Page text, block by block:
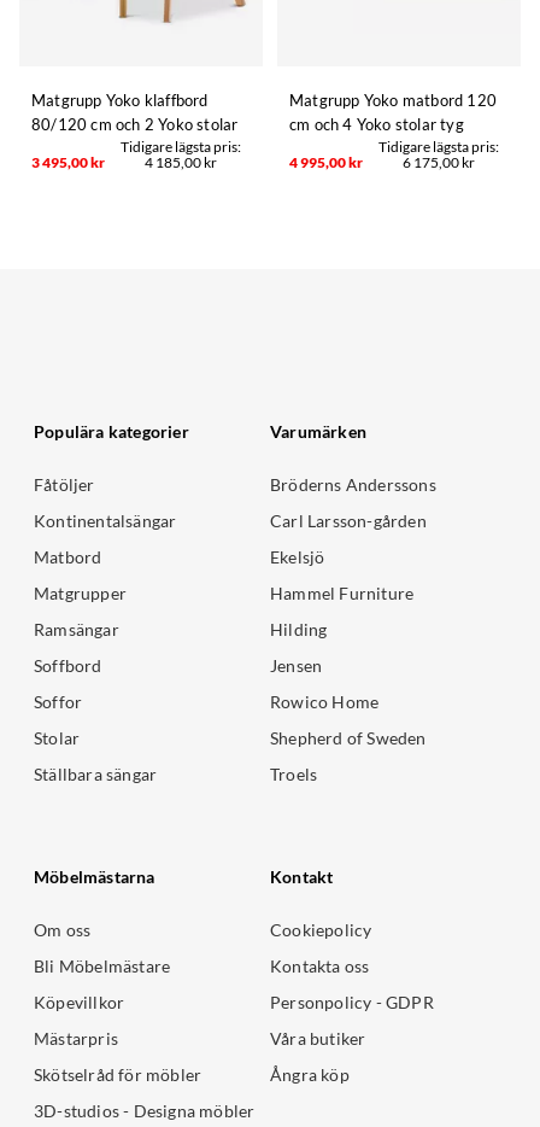
Matgrupp Yoko klaffbord
80/120 cm och 2 Yoko stolar
3 495,00 kr 4 185,00 kr
Matgrupp Yoko matbord 120
cm och 4 Yoko stolar tyg
4 995,00 kr 6 175,00 kr
Populära kategorier
Fåtöljer
Kontinentalsängar
Matbord
Matgrupper
Ramsängar
Soffbord
Soffor
Stolar
Ställbara sängar
Varumärken
Bröderns Anderssons
Carl Larsson-gården
Ekelsjö
Hammel Furniture
Hilding
Jensen
Rowico Home
Shepherd of Sweden
Troels
Möbelmästarna
Om oss
Bli Möbelmästare
Köpevillkor
Mästarpris
Skötselråd för möbler
3D-studios - Designa möbler
Kontakt
Cookiepolicy
Kontakta oss
Personpolicy - GDPR
Våra butiker
Ångra köp